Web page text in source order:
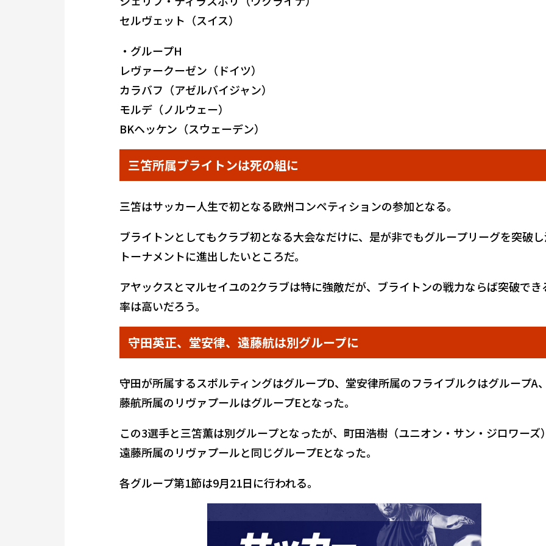
セルヴェット（スイス）
・グループH
レヴァークーゼン（ドイツ）
カラバフ（アゼルバイジャン）
モルデ（ノルウェー）
BKヘッケン（スウェーデン）
三笘所属ブライトンは死の組に
三笘はサッカー人生で初となる欧州コンペティションの参加となる。
ブライトンとしてもクラブ初となる大会なだけに、是が非でもグループリーグを突破
トーナメントに進出したいところだ。
アヤックスとマルセイユの2クラブは特に強敵だが、ブライトンの戦力ならば突破でき
率は高いだろう。
守田英正、堂安律、遠藤航は別グループに
守田が所属するスポルティングはグループD、堂安律所属のフライブルクはグループA
藤航所属のリヴァプールはグループEとなった。
この3選手と三笘薫は別グループとなったが、町田浩樹（ユニオン・サン・ジロワーズ
遠藤所属のリヴァプールと同じグループEとなった。
各グループ第1節は9月21日に行われる。